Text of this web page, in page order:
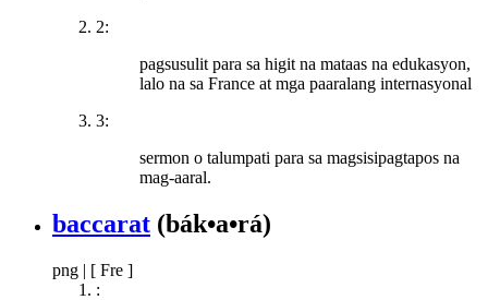
2:
pagsusulit para sa higit na mataas na edukasyon,
lalo na sa France at mga paaralang internasyonal
3:
sermon o talumpati para sa magsisipagtapos na
mag-aaral.
baccarat (bák•a•rá)
png | [ Fre ]
: